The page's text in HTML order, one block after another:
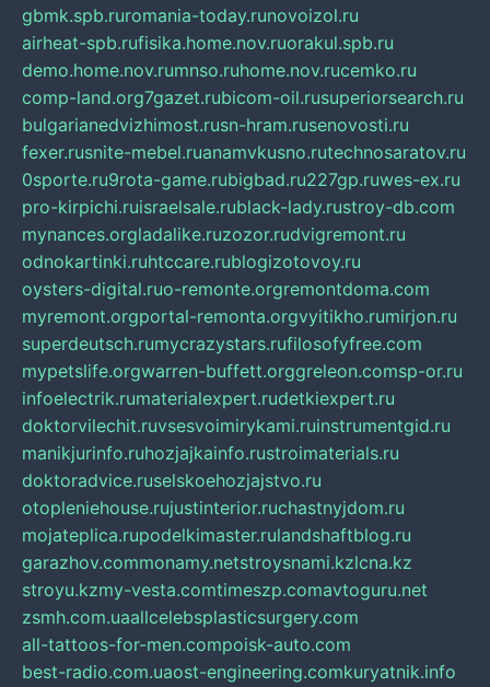
gbmk.spb.ruromania-today.runovoizol.ru
airheat-spb.rufisika.home.nov.ruorakul.spb.ru
demo.home.nov.rumnso.ruhome.nov.rucemko.ru
comp-land.org7gazet.rubicom-oil.rusuperiorsearch.ru
bulgarianedvizhimost.rusn-hram.rusenovosti.ru
fexer.rusnite-mebel.ruanamvkusno.rutechnosaratov.ru
0sporte.ru9rota-game.rubigbad.ru227gp.ruwes-ex.ru
pro-kirpichi.ruisraelsale.rublack-lady.rustroy-db.com
mynances.orgladalike.ruzozor.rudvigremont.ru
odnokartinki.ruhtccare.rublogizotovoy.ru
oysters-digital.ruo-remonte.orgremontdoma.com
myremont.orgportal-remonta.orgvyitikho.rumirjon.ru
superdeutsch.rumycrazystars.rufilosofyfree.com
mypetslife.orgwarren-buffett.orggreleon.comsp-or.ru
infoelectrik.rumaterialexpert.rudetkiexpert.ru
doktorvilechit.ruvsesvoimirykami.ruinstrumentgid.ru
manikjurinfo.ruhozjajkainfo.rustroimaterials.ru
doktoradvice.ruselskoehozjajstvo.ru
otopleniehouse.rujustinterior.ruchastnyjdom.ru
mojateplica.rupodelkimaster.rulandshaftblog.ru
garazhov.commonamy.netstroysnami.kzlcna.kz
stroyu.kzmy-vesta.comtimeszp.comavtoguru.net
zsmh.com.uaallcelebsplasticsurgery.com
all-tattoos-for-men.compoisk-auto.com
best-radio.com.uaost-engineering.comkuryatnik.info